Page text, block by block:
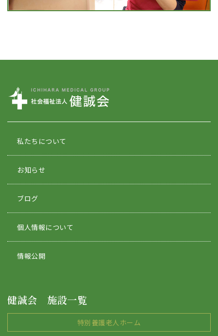
私たちについて
お知らせ
ブログ
個人情報について
情報公開
健誠会 施設一覧
特別養護老人ホーム